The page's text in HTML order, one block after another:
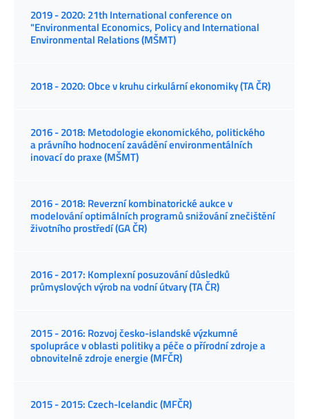
2019 - 2020: 21th International conference on
"Environmental Economics, Policy and International
Environmental Relations (MŠMT)
2018 - 2020: Obce v kruhu cirkulární ekonomiky (TA ČR)
2016 - 2018: Metodologie ekonomického, politického
a právního hodnocení zavádění environmentálních
inovací do praxe (MŠMT)
2016 - 2018: Reverzní kombinatorické aukce v
modelování optimálních programů snižování znečištění
životního prostředí (GA ČR)
2016 - 2017: Komplexní posuzování důsledků
průmyslových výrob na vodní útvary (TA ČR)
2015 - 2016: Rozvoj česko-islandské výzkumné
spolupráce v oblasti politiky a péče o přírodní zdroje a
obnovitelné zdroje energie (MFČR)
2015 - 2015: Czech-Icelandic (MFČR)